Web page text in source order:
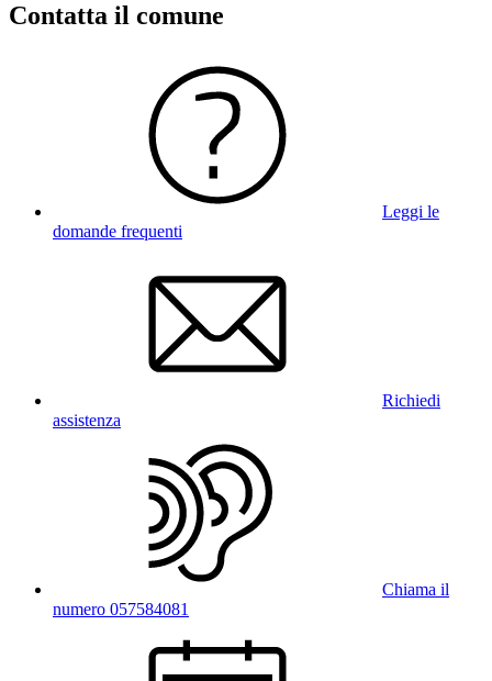
Contatta il comune
Leggi le
domande frequenti
Richiedi
assistenza
Chiama il
numero 057584081